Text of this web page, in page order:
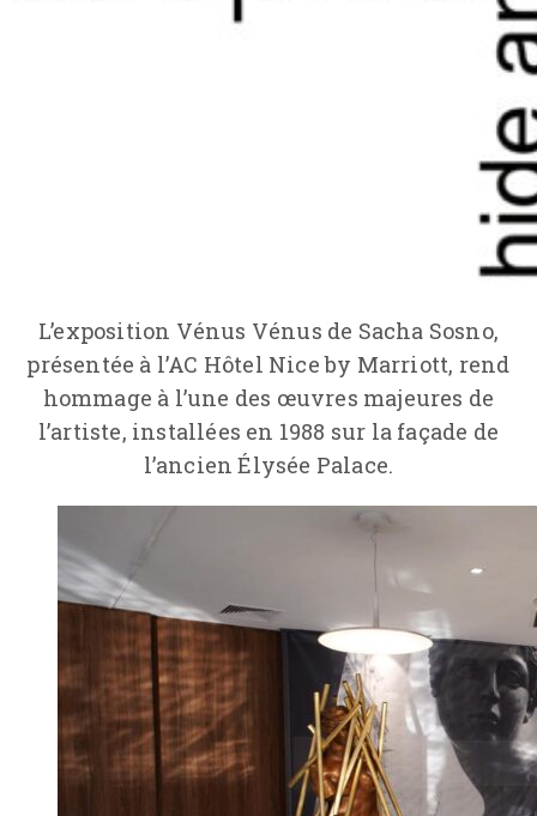
L’exposition Vénus Vénus de Sacha Sosno,
présentée à l’AC Hôtel Nice by Marriott, rend
hommage à l’une des œuvres majeures de
l’artiste, installées en 1988 sur la façade de
l’ancien Élysée Palace.